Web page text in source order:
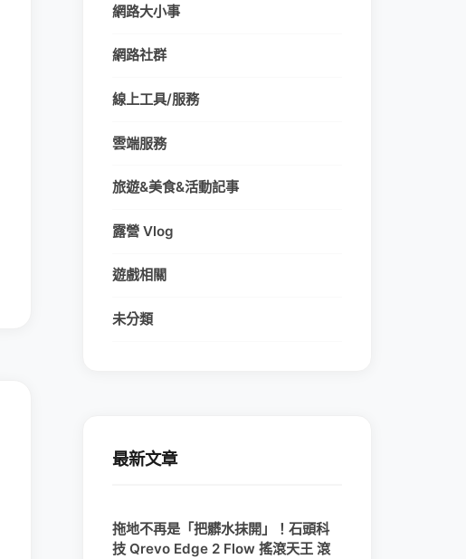
網路大小事
網路社群
線上工具/服務
雲端服務
旅遊&美食&活動記事
露營 Vlog
遊戲相關
未分類
最新文章
拖地不再是「把髒水抹開」！石頭科
技 Qrevo Edge 2 Flow 搖滾天王 滾